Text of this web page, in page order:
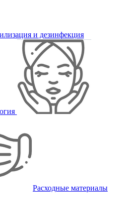
и дезинфекция
Расходные материалы